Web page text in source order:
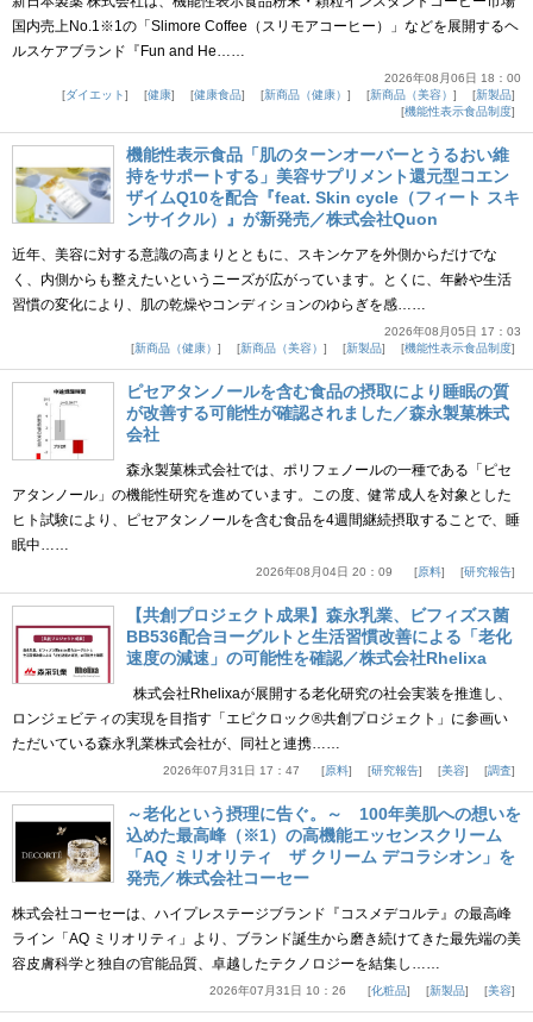
国内売上No.1※1の「Slimore Coffee（スリモアコーヒー）」などを展開するヘ
ルスケアブランド『Fun and He……
2026年08月06日 18：00
ダイエット
健康 健康食品 新商品（健康） 新商品（美容）
新製品
機能性表示食品制度
機能性表示食品「肌のターンオーバーとうるおい維
持をサポートする」美容サプリメント還元型コエン
ザイムQ10を配合『feat. Skin cycle（フィート スキ
ンサイクル）』が新発売／株式会社Quon
近年、美容に対する意識の高まりとともに、スキンケアを外側からだけでな
く、内側からも整えたいというニーズが広がっています。とくに、年齢や生活
習慣の変化により、肌の乾燥やコンディションのゆらぎを感……
2026年08月05日 17：03
新商品（健康）
新商品（美容） 新製品 機能性表示食品制度
ピセアタンノールを含む食品の摂取により睡眠の質
が改善する可能性が確認されました／森永製菓株式
会社
森永製菓株式会社では、ポリフェノールの一種である「ピセ
アタンノール」の機能性研究を進めています。この度、健常成人を対象とした
ヒト試験により、ピセアタンノールを含む食品を4週間継続摂取することで、睡
眠中……
2026年08月04日 20：09 原料 研究報告
【共創プロジェクト成果】森永乳業、ビフィズス菌
BB536配合ヨーグルトと生活習慣改善による「老化
速度の減速」の可能性を確認／株式会社Rhelixa
株式会社Rhelixaが展開する老化研究の社会実装を推進し、
ロンジェビティの実現を目指す「エピクロック®共創プロジェクト」に参画い
ただいている森永乳業株式会社が、同社と連携……
2026年07月31日 17：47 原料 研究報告 美容 調査
～老化という摂理に告ぐ。～ 100年美肌への想いを
込めた最高峰（※1）の高機能エッセンスクリーム
「AQ ミリオリティ ザ クリーム デコラシオン」を
発売／株式会社コーセー
株式会社コーセーは、ハイプレステージブランド『コスメデコルテ』の最高峰
ライン「AQ ミリオリティ」より、ブランド誕生から磨き続けてきた最先端の美
容皮膚科学と独自の官能品質、卓越したテクノロジーを結集し……
2026年07月31日 10：26 化粧品 新製品 美容